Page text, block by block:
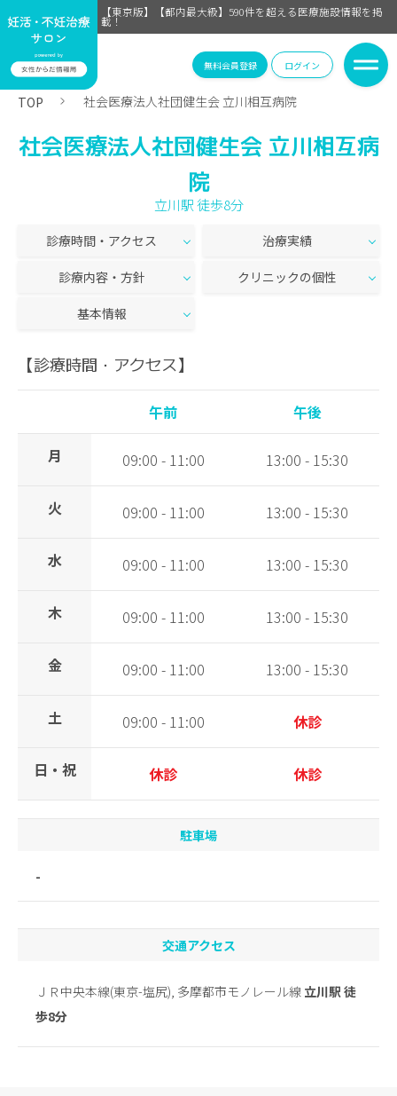
【東京版】【都内最大級】590件を超える医療施設情報を掲
載！
無料会員登録 ログイン
TOP 社会医療法人社団健生会 立川相互病院
社会医療法人社団健生会 立川相互病
院
立川駅 徒歩8分
診療時間・アクセス 治療実績
診療内容・方針 クリニックの個性
基本情報
【診療時間・アクセス】
午前 午後
月 09:00 - 11:00 13:00 - 15:30
火 09:00 - 11:00 13:00 - 15:30
水 09:00 - 11:00 13:00 - 15:30
木 09:00 - 11:00 13:00 - 15:30
金 09:00 - 11:00 13:00 - 15:30
土 09:00 - 11:00 休診
日・祝 休診 休診
駐車場
-
交通アクセス
ＪＲ中央本線(東京-塩尻), 多摩都市モノレール線 立川駅 徒
歩8分